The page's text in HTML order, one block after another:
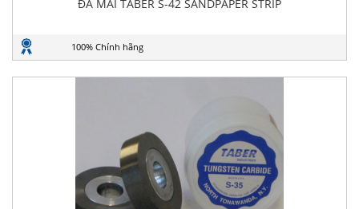
ĐÁ MÀI TABER S-42 SANDPAPER STRIP
100% Chính hãng